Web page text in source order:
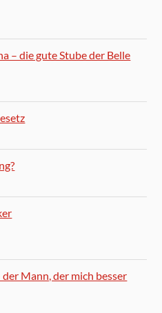
– die gute Stube der Belle
der Mann, der mich besser